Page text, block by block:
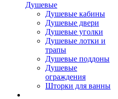
Душевые
Душевые кабины
Душевые двери
Душевые уголки
Душевые лотки и
трапы
Душевые поддоны
Душевые
ограждения
Шторки для ванны